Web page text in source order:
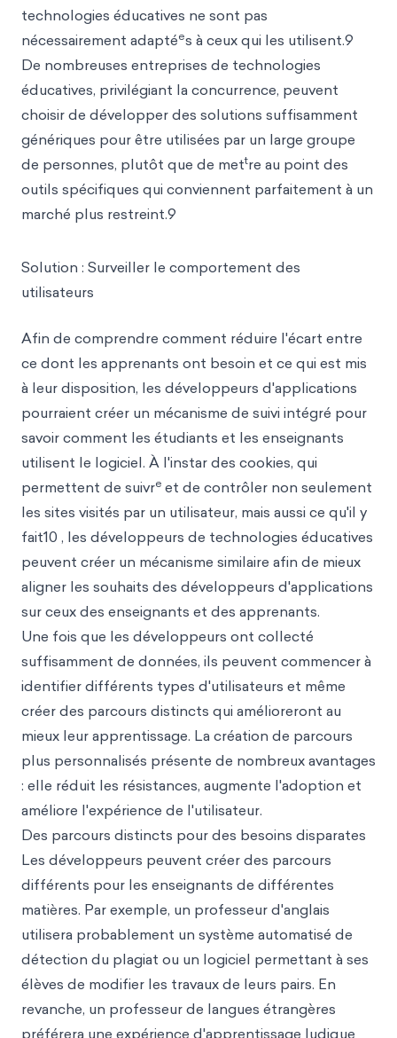
technologies éducatives ne sont pas
nécessairement adaptées à ceux qui les utilisent.9
De nombreuses entreprises de technologies
éducatives, privilégiant la concurrence, peuvent
choisir de développer des solutions suffisamment
génériques pour être utilisées par un large groupe
de personnes, plutôt que de mettre au point des
outils spécifiques qui conviennent parfaitement à un
marché plus restreint.9
Solution : Surveiller le comportement des
utilisateurs
Afin de comprendre comment réduire l'écart entre
ce dont les apprenants ont besoin et ce qui est mis
à leur disposition, les développeurs d'applications
pourraient créer un mécanisme de suivi intégré pour
savoir comment les étudiants et les enseignants
utilisent le logiciel. À l'instar des cookies, qui
permettent de suivre et de contrôler non seulement
les sites visités par un utilisateur, mais aussi ce qu'il y
fait10 , les développeurs de technologies éducatives
peuvent créer un mécanisme similaire afin de mieux
aligner les souhaits des développeurs d'applications
sur ceux des enseignants et des apprenants.
Une fois que les développeurs ont collecté
suffisamment de données, ils peuvent commencer à
identifier différents types d'utilisateurs et même
créer des parcours distincts qui amélioreront au
mieux leur apprentissage. La création de parcours
plus personnalisés présente de nombreux avantages
: elle réduit les résistances, augmente l'adoption et
améliore l'expérience de l'utilisateur.
Des parcours distincts pour des besoins disparates
Les développeurs peuvent créer des parcours
différents pour les enseignants de différentes
matières. Par exemple, un professeur d'anglais
utilisera probablement un système automatisé de
détection du plagiat ou un logiciel permettant à ses
élèves de modifier les travaux de leurs pairs. En
revanche, un professeur de langues étrangères
préférera une expérience d'apprentissage ludique